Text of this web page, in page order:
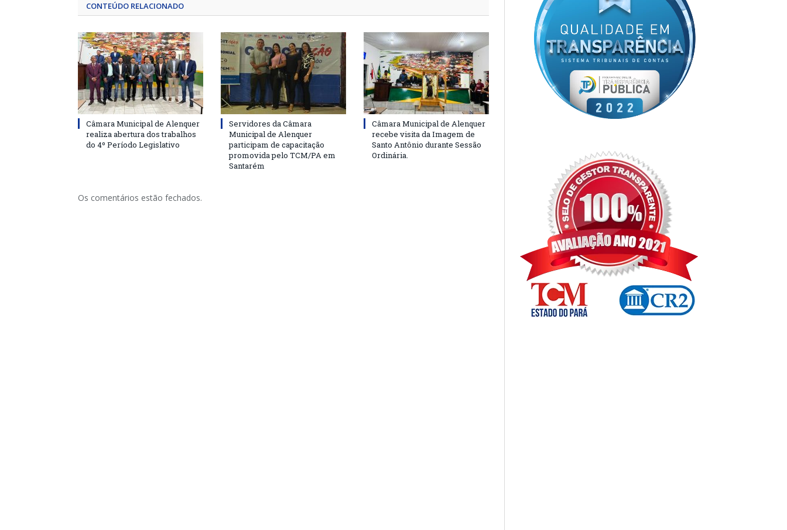
CONTEÚDO RELACIONADO
Câmara Municipal de Alenquer
realiza abertura dos trabalhos
do 4º Período Legislativo
Servidores da Câmara
Municipal de Alenquer
participam de capacitação
promovida pelo TCM/PA em
Santarém
Câmara Municipal de Alenquer
recebe visita da Imagem de
Santo Antônio durante Sessão
Ordinária.
Os comentários estão fechados.